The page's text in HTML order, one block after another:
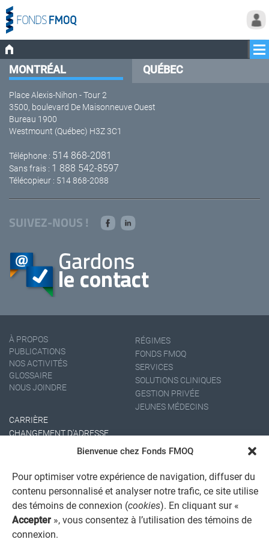
Bienvenue chez Fonds FMOQ
Pour optimiser votre expérience de navigation, diffuser du
contenu personnalisé et analyser notre trafic, ce site utilise
des témoins de connexion (cookies). En cliquant sur «
Accepter », vous consentez à l’utilisation des témoins de
connexion.
MONTRÉAL QUÉBEC
Place Alexis-Nihon - Tour 2
3500, boulevard De Maisonneuve Ouest
Bureau 1900
Westmount (Québec) H3Z 3C1
Téléphone : 514 868-2081
Sans frais : 1 888 542-8597
Télécopieur : 514 868-2088
SUIVEZ-NOUS !
À PROPOS
PUBLICATIONS
NOS ACTIVITÉS
GLOSSAIRE
NOUS JOINDRE
RÉGIMES
FONDS FMOQ
SERVICES
SOLUTIONS CLINIQUES
GESTION PRIVÉE
JEUNES MÉDECINS
CARRIÈRE
CHANGEMENT D'ADRESSE